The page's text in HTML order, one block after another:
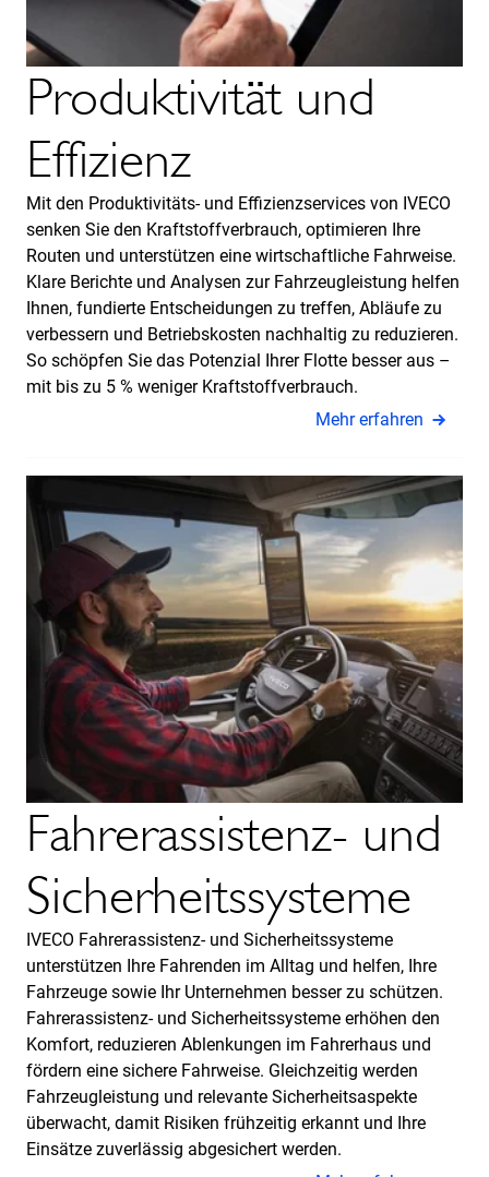
Produktivität und
Effizienz
Mit den Produktivitäts- und Effizienzservices von IVECO
senken Sie den Kraftstoffverbrauch, optimieren Ihre
Routen und unterstützen eine wirtschaftliche Fahrweise.
Klare Berichte und Analysen zur Fahrzeugleistung helfen
Ihnen, fundierte Entscheidungen zu treffen, Abläufe zu
verbessern und Betriebskosten nachhaltig zu reduzieren.
So schöpfen Sie das Potenzial Ihrer Flotte besser aus –
mit bis zu 5 % weniger Kraftstoffverbrauch.
Mehr erfahren
Fahrerassistenz- und
Sicherheitssysteme
IVECO Fahrerassistenz- und Sicherheitssysteme
unterstützen Ihre Fahrenden im Alltag und helfen, Ihre
Fahrzeuge sowie Ihr Unternehmen besser zu schützen.
Fahrerassistenz- und Sicherheitssysteme erhöhen den
Komfort, reduzieren Ablenkungen im Fahrerhaus und
fördern eine sichere Fahrweise. Gleichzeitig werden
Fahrzeugleistung und relevante Sicherheitsaspekte
überwacht, damit Risiken frühzeitig erkannt und Ihre
Einsätze zuverlässig abgesichert werden.